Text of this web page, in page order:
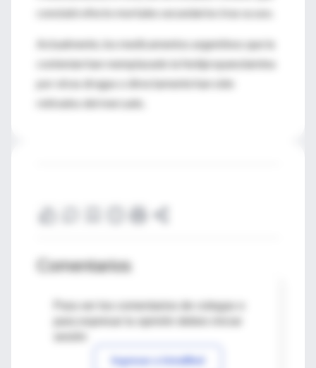
constató efecto mortales secundarios tras su uso.
Actualmente, los medicamentos argentinos que la
contenían han reemplazado la fenilpropanolamina
por otras drogas o directamente han sido
retirados del mercado.
Comentarios
Para ver los comentarios de colegas o
Ingresar a IntraMed